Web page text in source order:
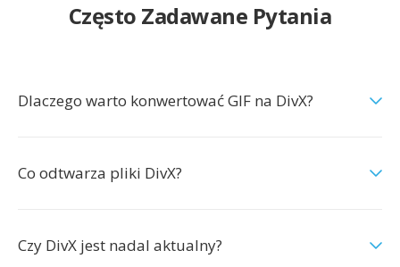
Często Zadawane Pytania
Dlaczego warto konwertować GIF na DivX?
Co odtwarza pliki DivX?
Czy DivX jest nadal aktualny?